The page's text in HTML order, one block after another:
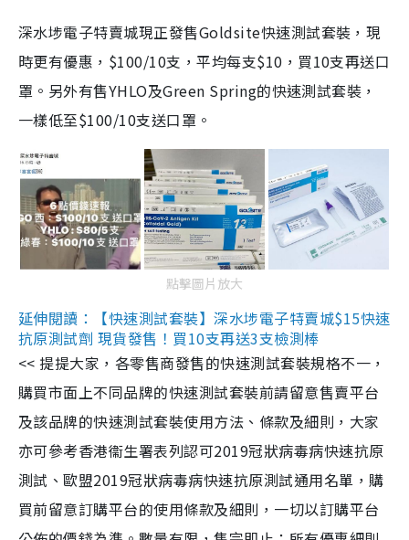
深水埗電子特賣城現正發售Goldsite快速測試套裝，現
時更有優惠，$100/10支，平均每支$10，買10支再送口
罩。另外有售YHLO及Green Spring的快速測試套裝，
一樣低至$100/10支送口罩。
點擊圖片放大
延伸閱讀：【快速測試套裝】深水埗電子特賣城$15快速
抗原測試劑 現貨發售！買10支再送3支檢測棒
<< 提提大家，各零售商發售的快速測試套裝規格不一，
購買市面上不同品牌的快速測試套裝前請留意售賣平台
及該品牌的快速測試套裝使用方法、條款及細則，大家
亦可參考香港衞生署表列認可2019冠狀病毒病快速抗原
測試、歐盟2019冠狀病毒病快速抗原測試通用名單，購
買前留意訂購平台的使用條款及細則，一切以訂購平台